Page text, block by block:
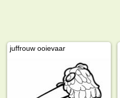
juffrouw ooievaar